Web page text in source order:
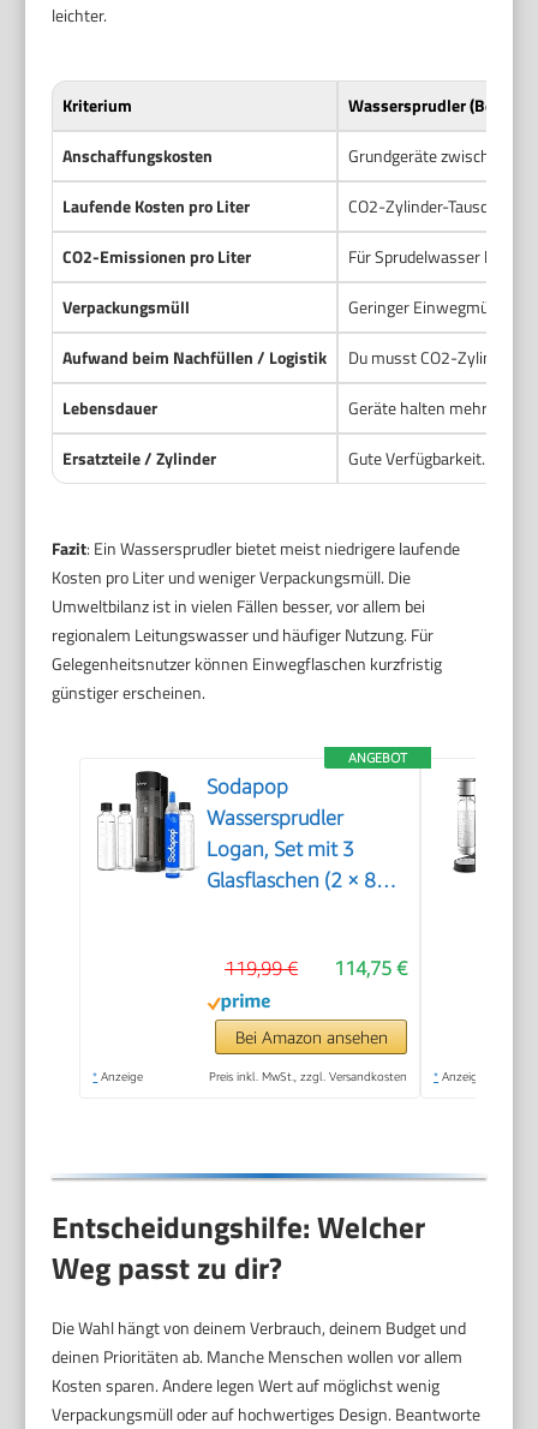
leichter.
Kriterium
Wassersprudler
Anschaffungskosten
Grundgeräte zwischen
Laufende Kosten pro Liter
CO2-Zylinder-Tausch
CO2-Emissionen pro Liter
Für Sprudelwasser liegen
Verpackungsmüll
Geringer Einwegmüll.
Aufwand beim Nachfüllen / Logistik
Du musst CO2-Zylinder
Lebensdauer
Geräte halten mehrere
Ersatzteile / Zylinder
Gute Verfügbarkeit.
Fazit: Ein Wassersprudler bietet meist niedrigere laufende
Kosten pro Liter und weniger Verpackungsmüll. Die
Umweltbilanz ist in vielen Fällen besser, vor allem bei
regionalem Leitungswasser und häufiger Nutzung. Für
Gelegenheitsnutzer können Einwegflaschen kurzfristig
günstiger erscheinen.
ANGEBOT
Sodapop
Wassersprudler
Logan, Set mit 3
Glasflaschen (2 × 850
Matt Schwarz, Höhe
42,6 cm
114,75 €
119,99 €
Bei Amazon ansehen
* Anzeige Preis inkl. MwSt., zzgl. Versandkosten * Anzeige
Entscheidungshilfe: Welcher
Weg passt zu dir?
Die Wahl hängt von deinem Verbrauch, deinem Budget und
deinen Prioritäten ab. Manche Menschen wollen vor allem
Kosten sparen. Andere legen Wert auf möglichst wenig
Verpackungsmüll oder auf hochwertiges Design. Beantworte